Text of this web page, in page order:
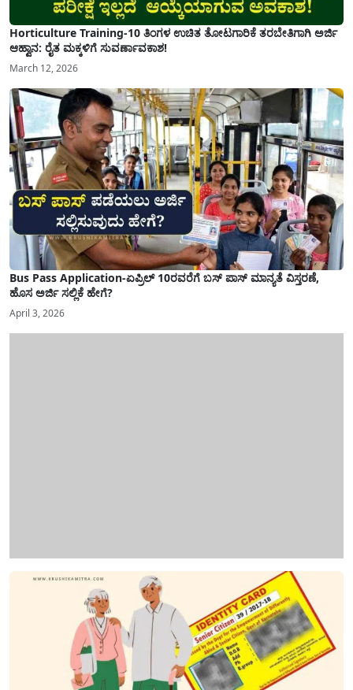
Horticulture Training-10 ತಿಂಗಳ ಉಚಿತ ತೋಟಗಾರಿಕೆ ತರಬೇತಿಗಾಗಿ ಅರ್ಜಿ
ಆಹ್ವಾನ: ರೈತ ಮಕ್ಕಳಿಗೆ ಸುವರ್ಣಾವಕಾಶ!
March 12, 2026
Bus Pass Application-ಏಪ್ರಿಲ್ 10ರವರೆಗೆ ಬಸ್ ಪಾಸ್ ಮಾನ್ಯತೆ ವಿಸ್ತರಣೆ,
ಹೊಸ ಅರ್ಜಿ ಸಲ್ಲಿಕೆ ಹೇಗೆ?
April 3, 2026